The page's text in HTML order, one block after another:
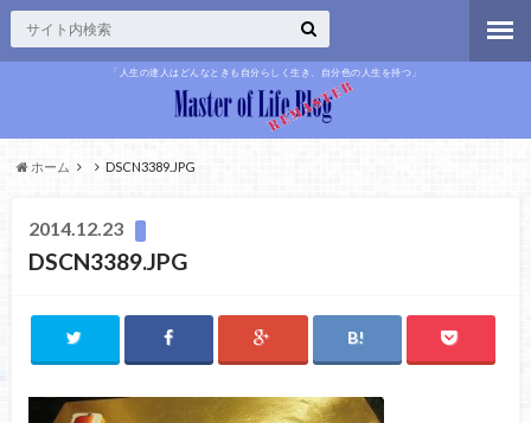
「人生の達人はどんなときも自分らしく生き、自分色の人生を持つ」
ホーム DSCN3389.JPG
2014.12.23
DSCN3389.JPG